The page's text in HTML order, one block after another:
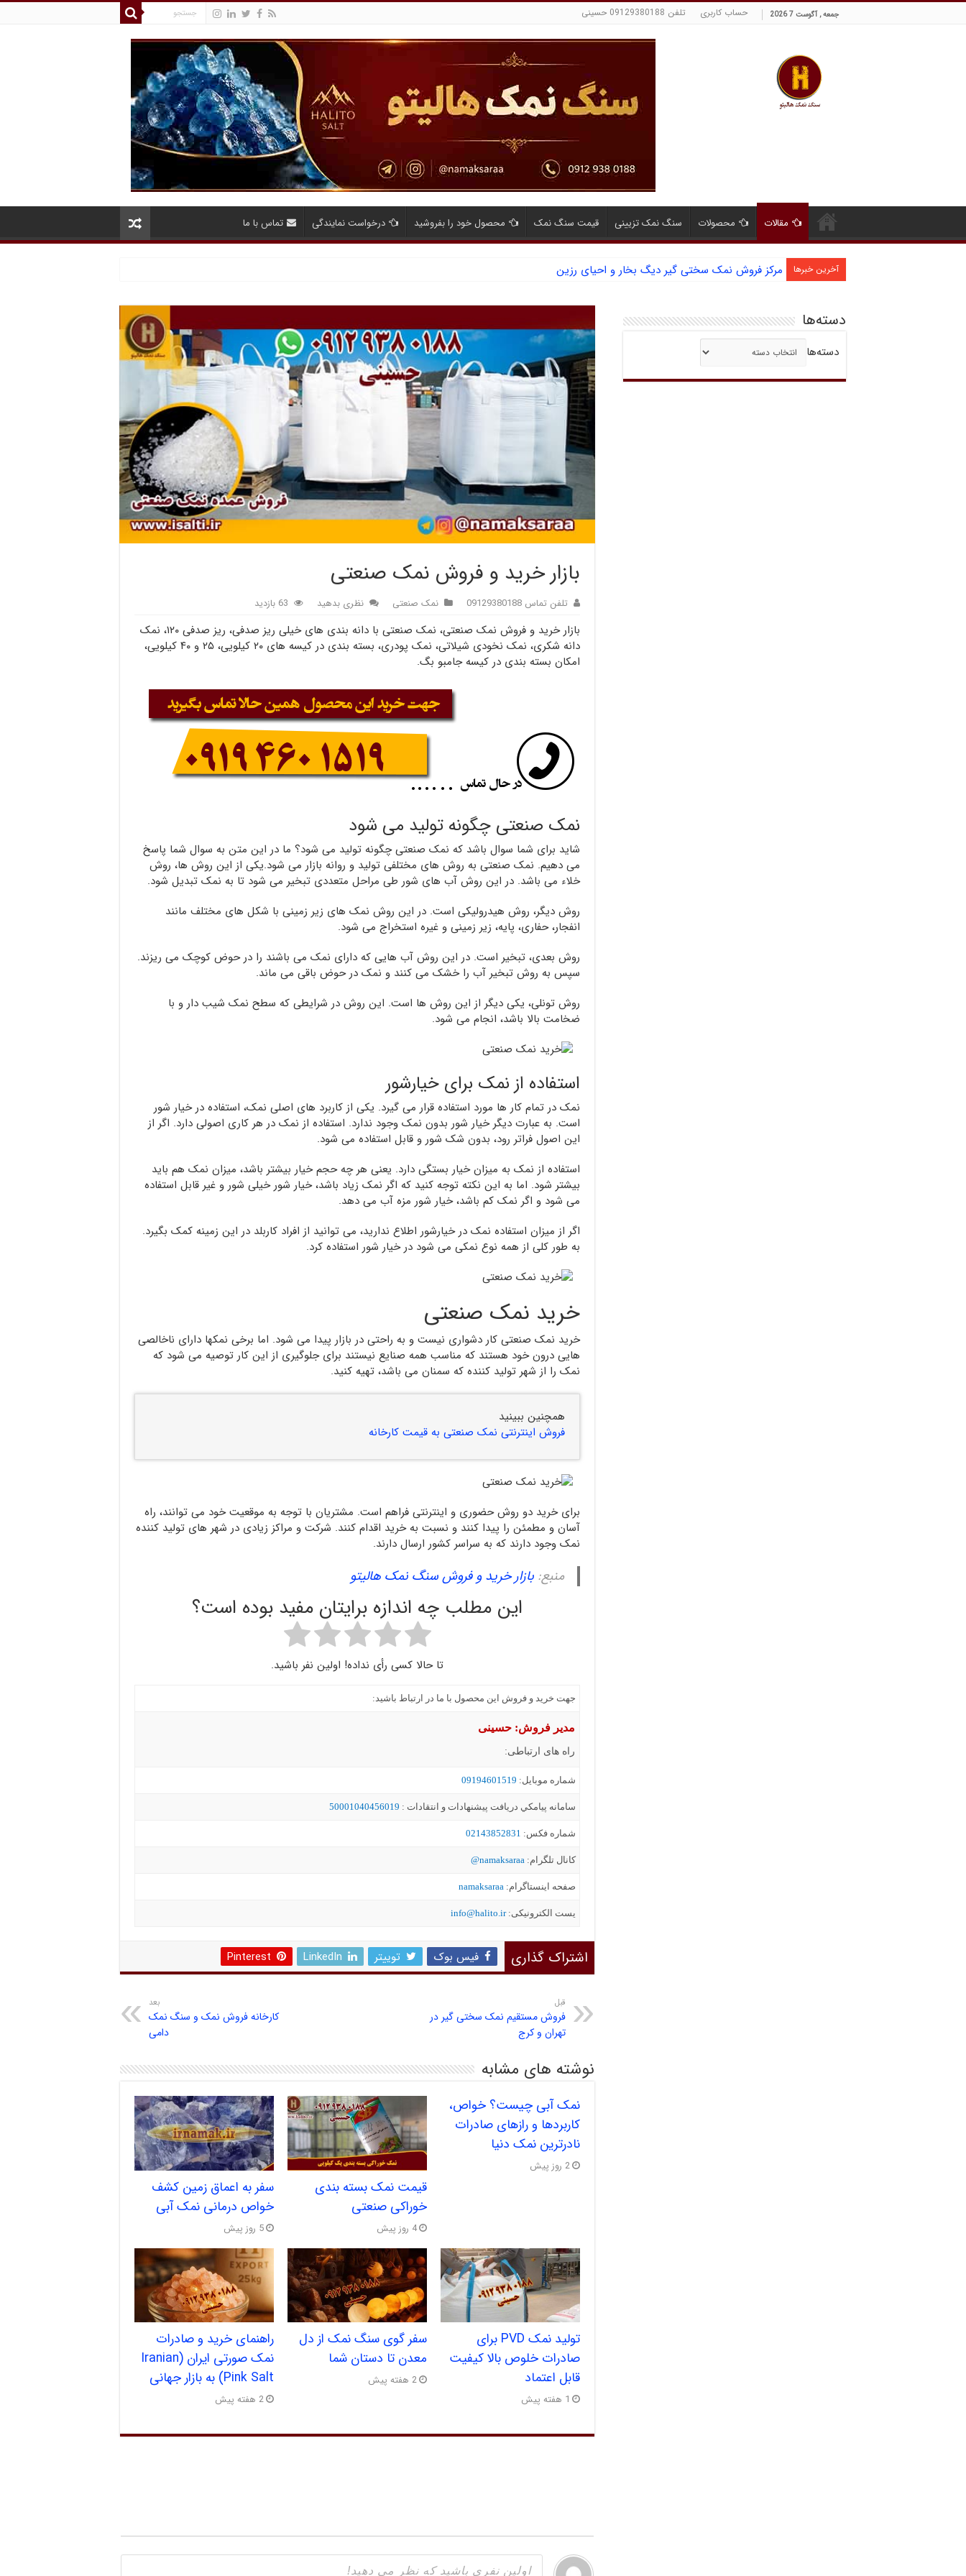
جمعه , آگوست 7 2026 حساب کاربری تلفن 09129380188 حسینی
مقالات محصولات سنگ نمک تزیینی قیمت سنگ نمک محصول خود را بفروشید درخواست نمایندگی تماس با ما
آخرین خبرها قیمت روز سنگ نمک سختی گیر
بازار خرید و فروش نمک صنعتی
تلفن تماس 09129380188 نمک صنعتی نظری بدهید 63 بازدید
بازار خرید و فروش نمک صنعتی، نمک صنعتی با دانه بندی های خیلی ریز صدفی، ریز صدفی ۱۲۰، نمک
دانه شکری، نمک نخودی شیلاتی، نمک پودری، بسته بندی در کیسه های ۲۰ کیلویی، ۲۵ و ۴۰ کیلویی،
امکان بسته بندی در کیسه جامبو بگ.
نمک صنعتی چگونه تولید می شود
شاید برای شما سوال باشد که نمک صنعتی چگونه تولید می شود؟ ما در این متن به سوال شما پاسخ
می دهیم. نمک صنعتی به روش های مختلفی تولید و روانه بازار می شود.یکی از این روش ها، روش
خلاء می باشد. در این روش آب های شور طی مراحل متعددی تبخیر می شود تا به نمک تبدیل شود.
روش دیگر، روش هیدرولیکی است. در این روش نمک های زیر زمینی با شکل های مختلف مانند
انفجار، حفاری، پایه، زیر زمینی و غیره استخراج می شود.
روش بعدی، تبخیر است. در این روش آب هایی که دارای نمک می باشند را در حوض کوچک می ریزند.
سپس به روش تبخیر آب را خشک می کنند و نمک در حوض باقی می ماند.
روش تونلی، یکی دیگر از این روش ها است. این روش در شرایطی که سطح نمک شیب دار و با
ضخامت بالا باشد، انجام می شود.
استفاده از نمک برای خیارشور
نمک در تمام کار ها مورد استفاده قرار می گیرد. یکی از کاربرد های اصلی نمک، استفاده در خیار شور
است. به عبارت دیگر خیار شور بدون نمک وجود ندارد. استفاده از نمک در هر کاری اصولی دارد. اگر از
این اصول فراتر رود، بدون شک شور و قابل استفاده می شود.
استفاده از نمک به میزان خیار بستگی دارد. یعنی هر چه حجم خیار بیشتر باشد، میزان نمک هم باید
بیشتر شود. اما به این نکته توجه کنید که اگر نمک زیاد باشد، خیار شور خیلی شور و غیر قابل استفاده
می شود و اگر نمک کم باشد، خیار شور مزه آب می دهد.
اگر از میزان استفاده نمک در خیارشور اطلاع ندارید، می توانید از افراد کاربلد در این زمینه کمک بگیرد.
به طور کلی از همه نوع نمکی می شود در خیار شور استفاده کرد.
خرید نمک صنعتی
خرید نمک صنعتی کار دشواری نیست و به راحتی در بازار پیدا می شود. اما برخی نمکها دارای ناخالصی
هایی درون خود هستند که مناسب همه صنایع نیستند برای جلوگیری از این کار توصیه می شود که
نمک را از شهر تولید کننده که سمنان می باشد، تهیه کنید.
همچنین ببینید
فروش اینترنتی نمک صنعتی به قیمت کارخانه
برای خرید دو روش حضوری و اینترنتی فراهم است. مشتریان با توجه به موقعیت خود می توانند، راه
آسان و مطمئن را پیدا کنند و نسبت به خرید اقدام کنند. شرکت و مراکز زیادی در شهر های تولید کننده
نمک وجود دارند که به سراسر کشور ارسال دارند.
منبع: بازار خرید و فروش سنگ نمک هالیتو
این مطلب چه اندازه برایتان مفید بوده است؟
تا حالا کسی رأی نداده! اولین نفر باشید.
جهت خرید و فروش این محصول با ما در ارتباط باشید:
مدیر فروش: حسینی
راه های ارتباطی:
شماره موبايل: 09194601519
سامانه پيامکي دریافت پیشنهادات و انتقادات : 50001040456019
شماره فکس: 02143852831
کانال تلگرام: namaksaraa@
صفحه اینستاگرام: namaksaraa
یست الکترونیکی:info@halito.ir
اشتراک گذاری فیس بوک توییتر LinkedIn
Pinterest
قبل
فروش مستقیم نمک سختی گیر در
تهران و کرج
بعد
کارخانه فروش نمک و سنگ نمک
دامی
نوشته های مشابه
نمک آبی چیست؟ خواص،
کاربردها و رازهای صادرات
نادرترین نمک دنیا
2 روز پیش
قیمت نمک بسته بندی
خوراکی صنعتی
4 روز پیش
سفر به اعماق زمین کشف
خواص درمانی نمک آبی
5 روز پیش
تولید نمک PVD برای
صادرات خلوص بالا کیفیت
قابل اعتماد
1 هفته پیش
سفر گوی سنگ نمک از دل
معدن تا دستان شما
2 هفته پیش
راهنمای خرید و صادرات
نمک صورتی ایران (Iranian
Pink Salt) به بازار جهانی
2 هفته پیش
دسته‌ها
دسته‌ها